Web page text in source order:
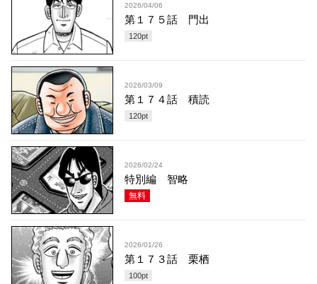
2026/04/06
第１７５話 門出
120pt
2026/03/09
第１７４話 積読
120pt
2026/02/24
特別編 智略
無料
2026/01/26
第１７３話 栗栖
100pt